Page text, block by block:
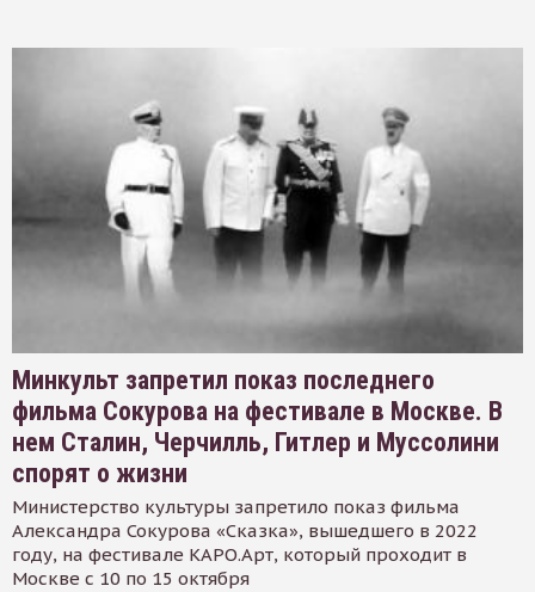
Минкульт запретил показ последнего
фильма Сокурова на фестивале в Москве. В
нем Сталин, Черчилль, Гитлер и Муссолини
спорят о жизни
Министерство культуры запретило показ фильма
Александра Сокурова «Сказка», вышедшего в 2022
году, на фестивале КАРО.Арт, который проходит в
Москве с 10 по 15 октября